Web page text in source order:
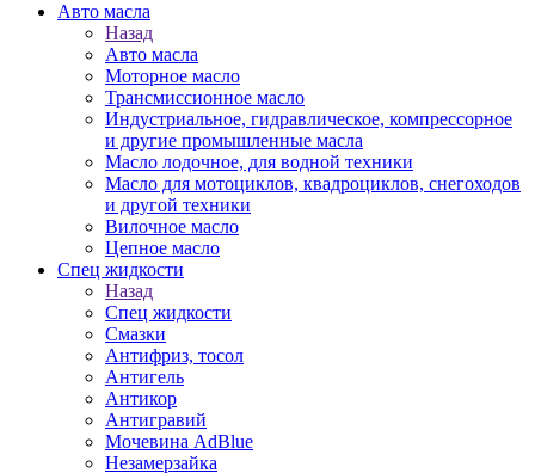
Авто масла
Назад
Авто масла
Моторное масло
Трансмиссионное масло
Индустриальное, гидравлическое, компрессорное
и другие промышленные масла
Масло лодочное, для водной техники
Масло для мотоциклов, квадроциклов, снегоходов
и другой техники
Вилочное масло
Цепное масло
Спец жидкости
Назад
Спец жидкости
Смазки
Антифриз, тосол
Антигель
Антикор
Антигравий
Мочевина AdBlue
Незамерзайка